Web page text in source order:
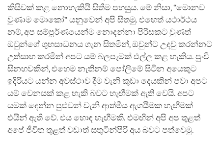
කිසිවක් කළ නොහැකියි සිතීම පහසුය. මේ නිසා, “මොනව
වුණාම මොකෝ” යනුවෙන් අපි සිතමු. එහෙත් යථාර්ථය
නම්, අප සම්පූර්ණයෙන්ම නොදන්නා පිරිසකට වුණත්
ඔවුන්ගේ ශුභසාධනය ගැන සිතමින්, ඔවුන්ට උදවු කරන්නට
උත්සාහ කරමින් අපට යම් බලපෑමක් එල්ල කළ හැකිය. පුංචි
සිනහවකින්, එහෙම නැතිනම් පෝලිමේ සිටින අයෙකුට
ඉදිරියට යන්න අවස්ථාව දීම වැනි කුඩා දෙයකින් පවා අපට
යම් වෙනසක් කළ හැකි බවට හැඟීමක් ඇති වෙයි. අපට
යමක් දෙන්න පුළුවන් වැනි ආත්මීය ඇගයීමක හැඟීමක්
එයින් ඇති වේ. එය හොඳ හැඟීමකි. එමඟින් අපි අප තුළත්
අපේ ජීවිත තුළත් වඩාත් සතුටින්පිරි අය බවට පත්වෙමු.